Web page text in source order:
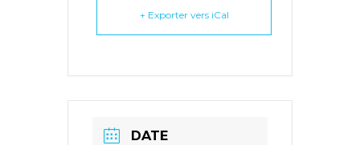
+ Exporter vers iCal
DATE